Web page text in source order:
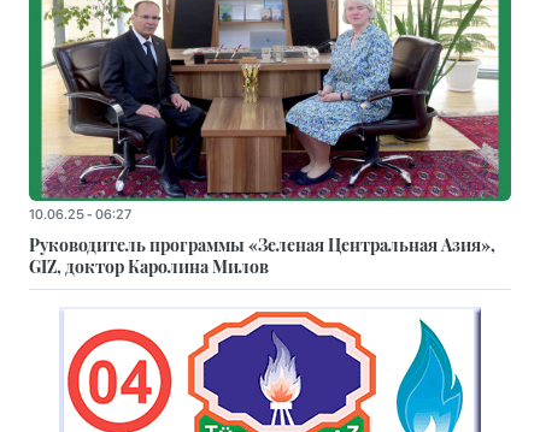
10.06.25 - 06:27
Руководитель программы «Зеленая Центральная Азия»,
GIZ, доктор Каролина Милов